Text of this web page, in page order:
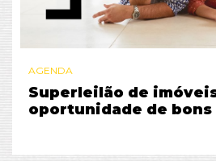
AGENDA
Superleilão de
oportunidade de